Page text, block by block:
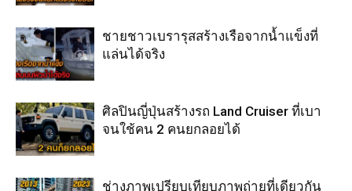
ชายชาวเบรารุสสร้างเรือจากน้ำแข็งที่
แล่นได้จริง
ศิลปินญี่ปุ่นสร้างรถ Land Cruiser ที่เบา
จนใช้คน 2 คนยกลอยได้
ช่างภาพเปรียบเทียบภาพถ่ายที่เดียวกัน